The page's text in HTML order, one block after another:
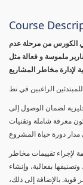
Course
في الكورس من مرحلة عدم
ملموسة و فعالة مثل
لضمان الوصول إلى
معرفة شاملة وتقنيات
لإجراء تقييمات مخاطر
بفعالية، وإنشاء
بالإضافة إلى ذلك،